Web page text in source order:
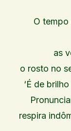
O tempo
as
o rosto no
‘É de
respira